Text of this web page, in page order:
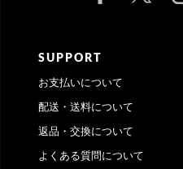
SUPPORT
お支払いについて
配送・送料について
返品・交換について
よくある質問について